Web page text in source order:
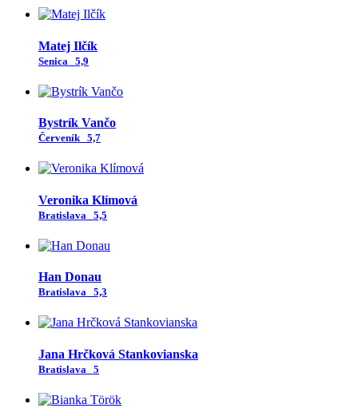
Matej Ilčík
Senica 5,9
Bystrík Vančo
Červeník 5,7
Veronika Klímová
Bratislava 5,5
Han Donau
Bratislava 5,3
Jana Hrčková Stankovianska
Bratislava 5